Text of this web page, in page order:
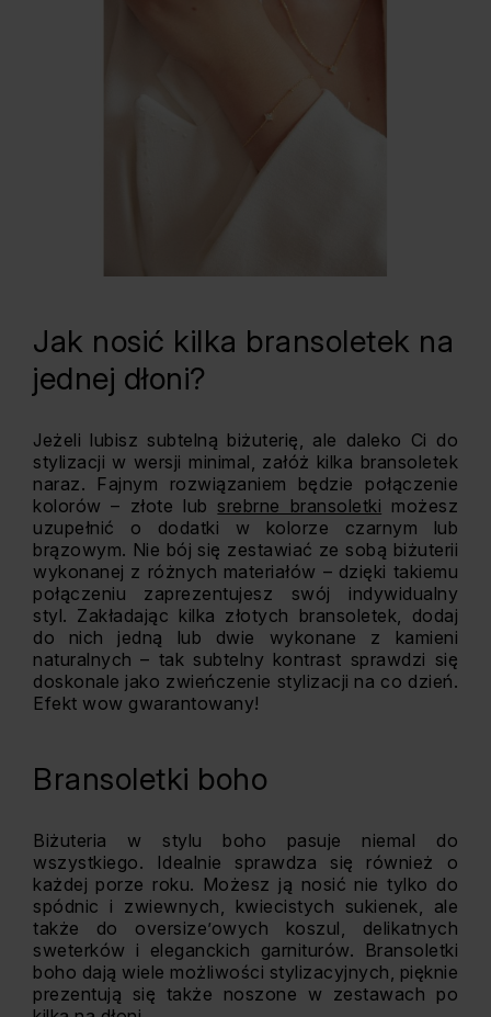
Jak nosić kilka bransoletek na
jednej dłoni?
Jeżeli lubisz subtelną biżuterię, ale daleko Ci do
stylizacji w wersji minimal, załóż kilka bransoletek
naraz. Fajnym rozwiązaniem będzie połączenie
kolorów – złote lub srebrne bransoletki możesz
uzupełnić o dodatki w kolorze czarnym lub
brązowym. Nie bój się zestawiać ze sobą biżuterii
wykonanej z różnych materiałów – dzięki takiemu
połączeniu zaprezentujesz swój indywidualny
styl. Zakładając kilka złotych bransoletek, dodaj
do nich jedną lub dwie wykonane z kamieni
naturalnych – tak subtelny kontrast sprawdzi się
doskonale jako zwieńczenie stylizacji na co dzień.
Efekt wow gwarantowany!
Bransoletki boho
Biżuteria w stylu boho pasuje niemal do
wszystkiego. Idealnie sprawdza się również o
każdej porze roku. Możesz ją nosić nie tylko do
spódnic i zwiewnych, kwiecistych sukienek, ale
także do oversize’owych koszul, delikatnych
sweterków i eleganckich garniturów. Bransoletki
boho dają wiele możliwości stylizacyjnych, pięknie
prezentują się także noszone w zestawach po